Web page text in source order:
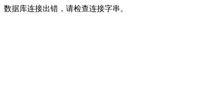
数据库连接出错，请检查连接字串。